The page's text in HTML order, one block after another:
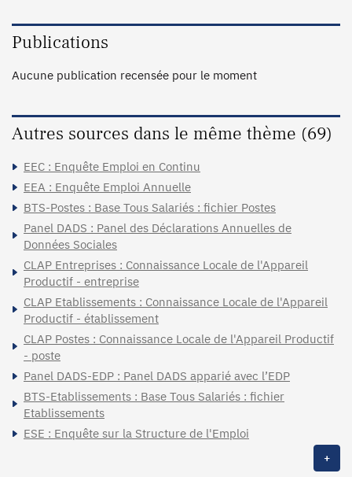
Publications
Aucune publication recensée pour le moment
Autres sources dans le même thème (69)
EEC : Enquête Emploi en Continu
EEA : Enquête Emploi Annuelle
BTS-Postes : Base Tous Salariés : fichier Postes
Panel DADS : Panel des Déclarations Annuelles de
Données Sociales
CLAP Entreprises : Connaissance Locale de l'Appareil
Productif - entreprise
CLAP Etablissements : Connaissance Locale de l'Appareil
Productif - établissement
CLAP Postes : Connaissance Locale de l'Appareil Productif
- poste
Panel DADS-EDP : Panel DADS apparié avec l’EDP
BTS-Etablissements : Base Tous Salariés : fichier
Etablissements
ESE : Enquête sur la Structure de l'Emploi
+